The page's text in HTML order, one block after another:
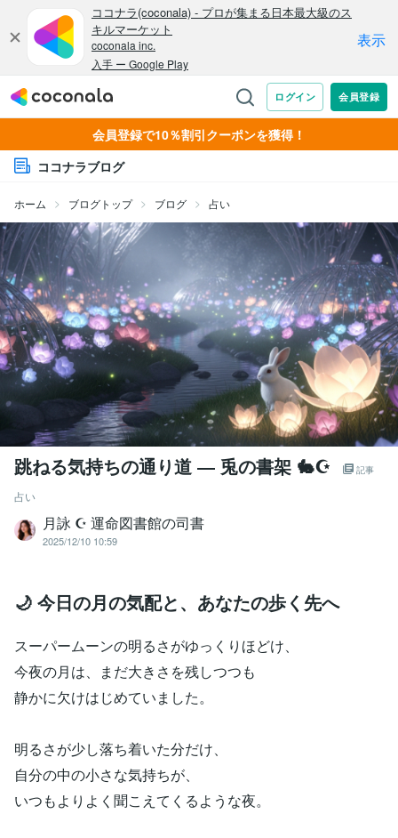
会員登録で10％割引クーポンを獲得！
ココナラブログ
ホーム ブログトップ ブログ 占い
跳ねる気持ちの通り道 ― 兎の書架 🐇☪︎ 記事
占い
月詠 ☪︎ 運命図書館の司書
2025/12/10 10:59
🌙 今日の月の気配と、あなたの歩く先へ
スーパームーンの明るさがゆっくりほどけ、
今夜の月は、まだ大きさを残しつつも
静かに欠けはじめていました。
明るさが少し落ち着いた分だけ、
自分の中の小さな気持ちが、
いつもよりよく聞こえてくるような夜。